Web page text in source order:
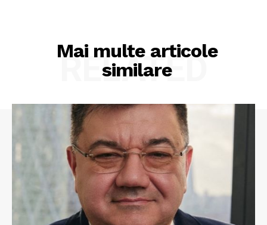
Mai multe articole
similare
RELATED